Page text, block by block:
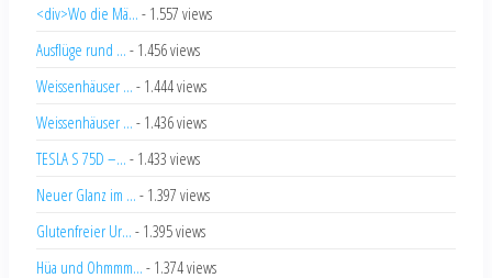
<div>Wo die Mä... - 1.557 views
Ausflüge rund ... - 1.456 views
Weissenhäuser ... - 1.444 views
Weissenhäuser ... - 1.436 views
TESLA S 75D –... - 1.433 views
Neuer Glanz im ... - 1.397 views
Glutenfreier Ur... - 1.395 views
Hüa und Ohmmm... - 1.374 views